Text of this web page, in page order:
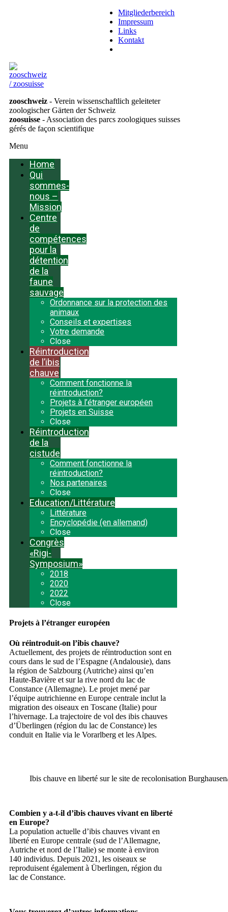
Mitgliederbereich
Impressum
Links
Kontakt
zooschweiz - Verein wissenschaftlich geleiteter
zoologischer Gärten der Schweiz
zoosuisse - Association des parcs zoologiques suisses
gérés de façon scientifique
Menu
Home
Qui
sommes-
nous –
Mission
Centre
de
compétences
pour la
détention
de la
faune
sauvage
Ordonnance sur la protection des
animaux
Conseils et expertises
Votre demande
Close
Réintroduction
de l’ibis
chauve
Comment fonctionne la
réintroduction?
Projets à l’étranger européen
Projets en Suisse
Close
Réintroduction
de la
cistude
Comment fonctionne la
réintroduction?
Nos partenaires
Close
Education/Littérature
Littérature
Encyclopédie (en allemand)
Close
Congrès
«Rigi-
Symposium»
2018
2020
2022
Close
Projets à l’étranger européen
Où réintroduit-on l’ibis chauve?
Actuellement, des projets de réintroduction sont en
cours dans le sud de l’Espagne (Andalousie), dans
la région de Salzbourg (Autriche) ainsi qu’en
Haute-Bavière et sur la rive nord du lac de
Constance (Allemagne). Le projet mené par
l’équipe autrichienne en Europe centrale inclut la
migration des oiseaux en Toscane (Italie) pour
l’hivernage. La trajectoire de vol des ibis chauves
d’Überlingen (région du lac de Constance) les
conduit en Italie via le Vorarlberg et les Alpes.
Ibis chauve en liberté sur le site de recolonisation
Combien y a-t-il d’ibis chauves vivant en liberté
en Europe?
La population actuelle d’ibis chauves vivant en
liberté en Europe centrale (sud de l’Allemagne,
Autriche et nord de l’Italie) se monte à environ
140 individus. Depuis 2021, les oiseaux se
reproduisent également à Überlingen, région du
lac de Constance.